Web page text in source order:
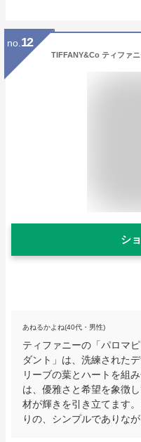
no. 12
シ
あねるかよね(40代・男性)
ティファニーの「パロマ
ダント」は、洗練された
リーブの葉とハートを組
は、優雅さと希望を象徴
材が輝きを引き立てます
りの、シンプルでありな